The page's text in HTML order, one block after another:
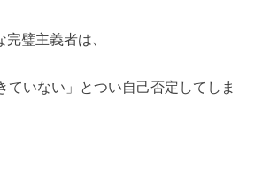
完璧主義者は、
ていない」とつい自己否定してしま